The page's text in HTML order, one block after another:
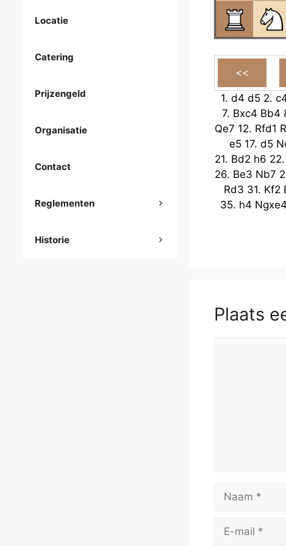
1. d4 d5 2.
7. Bxc4 Bb4
Qe7 12. Rfd1
e5 17. d5
21. Bd2 h6 22.
26. Be3 Nb7
Rd3 31. Kf2
35. h4 Ngxe4
Plaats
mail
Locatie
Catering
Prijzengeld
Organisatie
Contact
Reglementen
Historie